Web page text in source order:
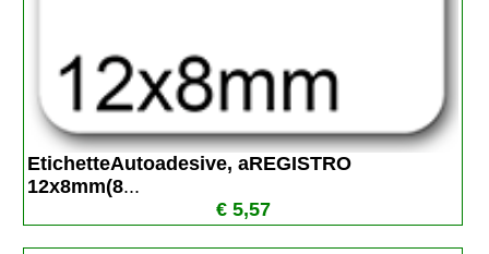
EtichetteAutoadesive, aREGISTRO
12x8mm(8...
€ 5,57